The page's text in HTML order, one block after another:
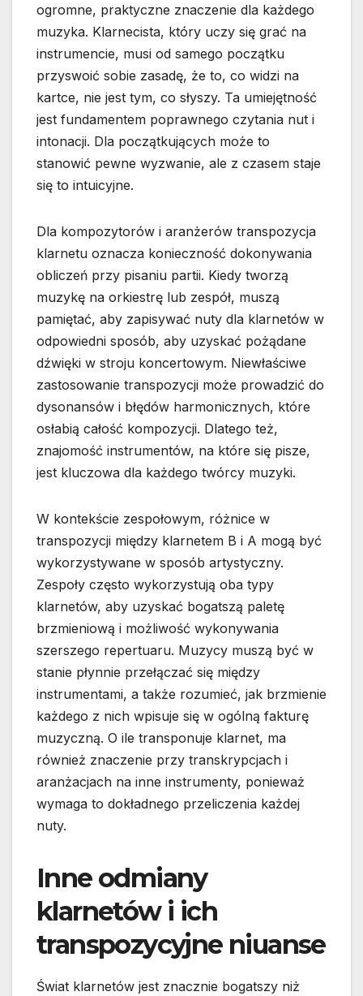
ogromne, praktyczne znaczenie dla każdego
muzyka. Klarnecista, który uczy się grać na
instrumencie, musi od samego początku
przyswoić sobie zasadę, że to, co widzi na
kartce, nie jest tym, co słyszy. Ta umiejętność
jest fundamentem poprawnego czytania nut i
intonacji. Dla początkujących może to
stanowić pewne wyzwanie, ale z czasem staje
się to intuicyjne.
Dla kompozytorów i aranżerów transpozycja
klarnetu oznacza konieczność dokonywania
obliczeń przy pisaniu partii. Kiedy tworzą
muzykę na orkiestrę lub zespół, muszą
pamiętać, aby zapisywać nuty dla klarnetów w
odpowiedni sposób, aby uzyskać pożądane
dźwięki w stroju koncertowym. Niewłaściwe
zastosowanie transpozycji może prowadzić do
dysonansów i błędów harmonicznych, które
osłabią całość kompozycji. Dlatego też,
znajomość instrumentów, na które się pisze,
jest kluczowa dla każdego twórcy muzyki.
W kontekście zespołowym, różnice w
transpozycji między klarnetem B i A mogą być
wykorzystywane w sposób artystyczny.
Zespoły często wykorzystują oba typy
klarnetów, aby uzyskać bogatszą paletę
brzmieniową i możliwość wykonywania
szerszego repertuaru. Muzycy muszą być w
stanie płynnie przełączać się między
instrumentami, a także rozumieć, jak brzmienie
każdego z nich wpisuje się w ogólną fakturę
muzyczną. O ile transponuje klarnet, ma
również znaczenie przy transkrypcjach i
aranżacjach na inne instrumenty, ponieważ
wymaga to dokładnego przeliczenia każdej
nuty.
Inne odmiany
klarnetów i ich
transpozycyjne niuanse
Świat klarnetów jest znacznie bogatszy niż